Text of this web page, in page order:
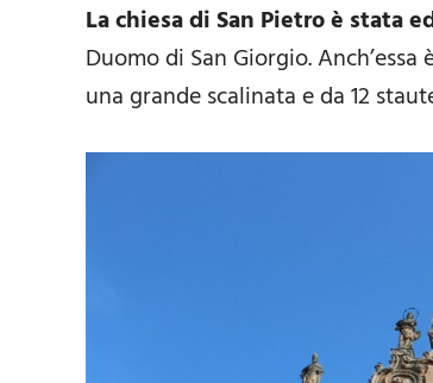
La chiesa di San Pietro è stata
Duomo di San Giorgio.
una grande scalinata e da 12